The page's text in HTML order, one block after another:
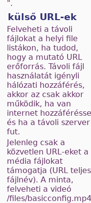
".
külső URL-ek
Felveheti a távoli
fájlokat a helyi file
listákon, ha tudod,
hogy a mutató URL
erőforrás. Távoli fájl
használatát igényli
hálózati hozzáférés,
akkor az csak akkor
működik, ha van
internet
és ha a távoli szerver
fut.
Jelenleg csak a
közvetlen URL-eket a
média fájlokat
támogatja (URL teljes
fájlnév). A minta,
felveheti a videó
/files/basicconfig.mp4